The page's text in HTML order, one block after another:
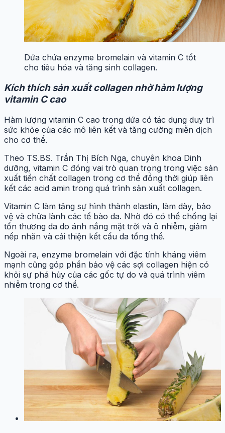
Dứa chứa enzyme bromelain và vitamin C tốt
cho tiêu hóa và tăng sinh collagen.
Kích thích sản xuất collagen nhờ hàm lượng
vitamin C cao
Hàm lượng vitamin C cao trong dứa có tác dụng duy trì
sức khỏe của các mô liên kết và tăng cường miễn dịch
cho cơ thể.
Theo TS.BS. Trần Thị Bích Nga, chuyên khoa Dinh
dưỡng, vitamin C đóng vai trò quan trọng trong việc sản
xuất tiền chất collagen trong cơ thể đồng thời giúp liên
kết các acid amin trong quá trình sản xuất collagen.
Vitamin C làm tăng sự hình thành elastin, làm dày, bảo
vệ và chữa lành các tế bào da. Nhờ đó có thể chống lại
tổn thương da do ánh nắng mặt trời và ô nhiễm, giảm
nếp nhăn và cải thiện kết cấu da tổng thể.
Ngoài ra, enzyme bromelain với đặc tính kháng viêm
mạnh cũng góp phần bảo vệ các sợi collagen hiện có
khỏi sự phá hủy của các gốc tự do và quá trình viêm
nhiễm trong cơ thể.